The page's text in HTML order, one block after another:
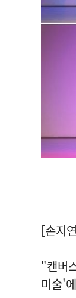
[손지
"캔버
미술'